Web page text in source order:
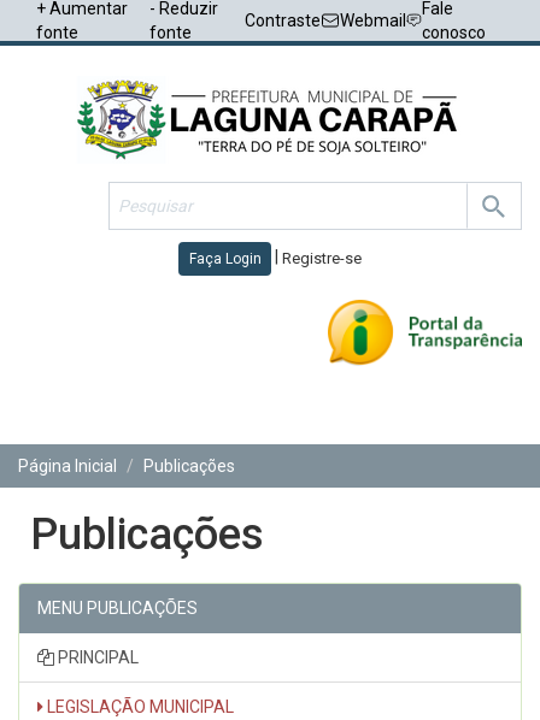
+ Aumentar
fonte
- Reduzir
fonte
Contraste Webmail
Fale
conosco
Faça Login Registre-se
Página Inicial
Publicações
Publicações
MENU PUBLICAÇÕES
PRINCIPAL
LEGISLAÇÃO MUNICIPAL